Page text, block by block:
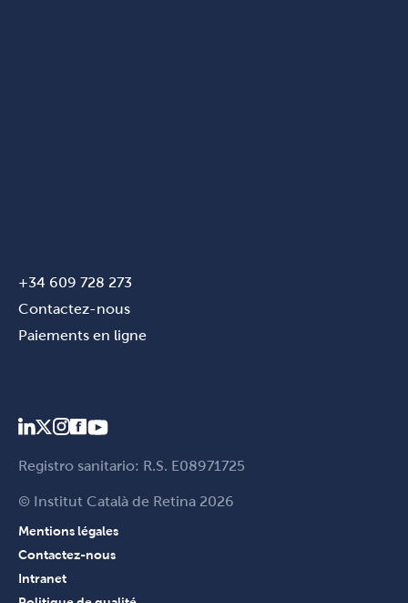
+34 609 728 273
Contactez-nous
Paiements en ligne
Registro sanitario: R.S. E08971725
© Institut Català de Retina 2026
Mentions légales
Contactez-nous
Intranet